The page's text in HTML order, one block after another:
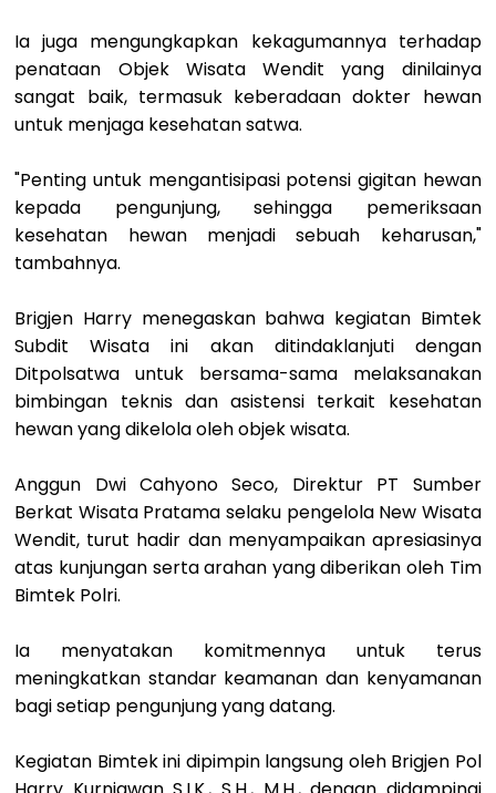
Ia juga mengungkapkan kekagumannya terhadap
penataan Objek Wisata Wendit yang dinilainya
sangat baik, termasuk keberadaan dokter hewan
untuk menjaga kesehatan satwa.
"Penting untuk mengantisipasi potensi gigitan hewan
kepada pengunjung, sehingga pemeriksaan
kesehatan hewan menjadi sebuah keharusan,"
tambahnya.
Brigjen Harry menegaskan bahwa kegiatan Bimtek
Subdit Wisata ini akan ditindaklanjuti dengan
Ditpolsatwa untuk bersama-sama melaksanakan
bimbingan teknis dan asistensi terkait kesehatan
hewan yang dikelola oleh objek wisata.
Anggun Dwi Cahyono Seco, Direktur PT Sumber
Berkat Wisata Pratama selaku pengelola New Wisata
Wendit, turut hadir dan menyampaikan apresiasinya
atas kunjungan serta arahan yang diberikan oleh Tim
Bimtek Polri.
Ia menyatakan komitmennya untuk terus
meningkatkan standar keamanan dan kenyamanan
bagi setiap pengunjung yang datang.
Kegiatan Bimtek ini dipimpin langsung oleh Brigjen Pol